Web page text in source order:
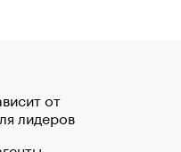
от
лидеров